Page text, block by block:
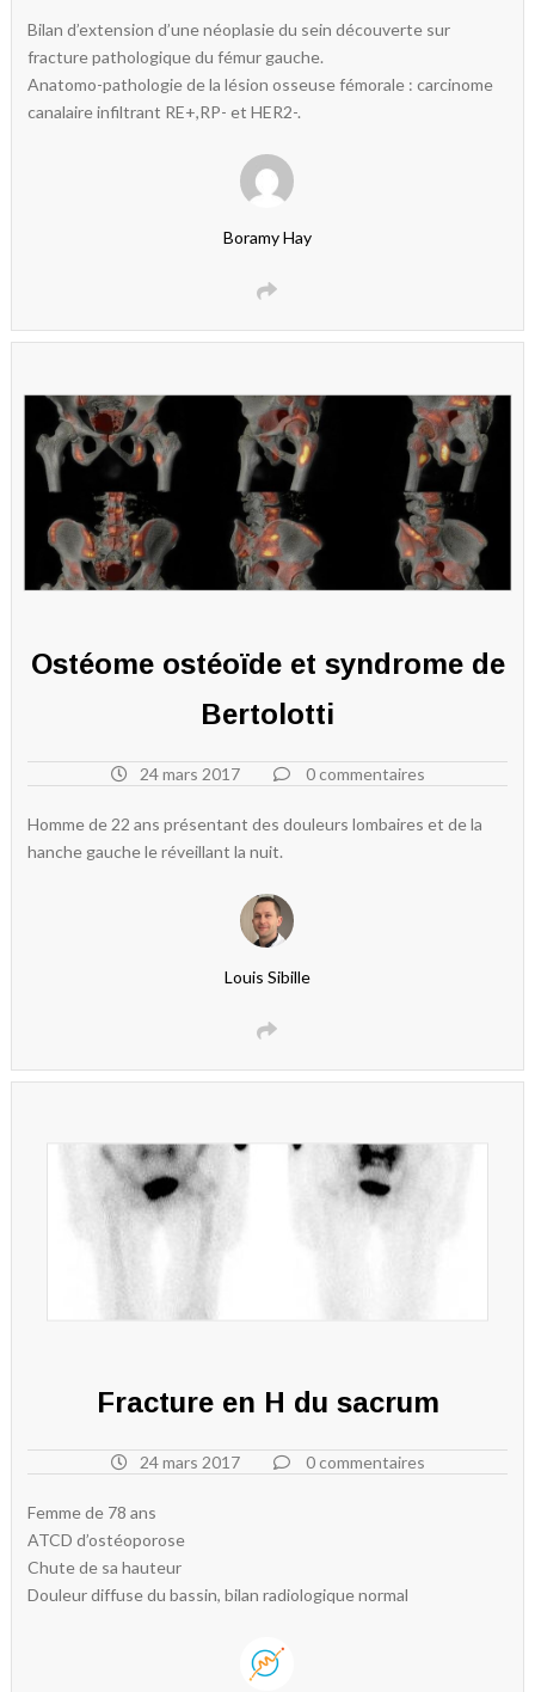
Bilan d’extension d’une néoplasie du sein découverte sur
fracture pathologique du fémur gauche.
Anatomo-pathologie de la lésion osseuse fémorale : carcinome
canalaire infiltrant RE+,RP- et HER2-.
Boramy Hay
Ostéome ostéoïde et syndrome de
Bertolotti
24 mars 2017 0 commentaires
Homme de 22 ans présentant des douleurs lombaires et de la
hanche gauche le réveillant la nuit.
Louis Sibille
Fracture en H du sacrum
24 mars 2017 0 commentaires
Femme de 78 ans
ATCD d’ostéoporose
Chute de sa hauteur
Douleur diffuse du bassin, bilan radiologique normal